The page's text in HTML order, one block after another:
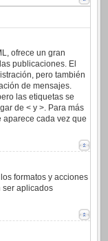
ofrece un gran
publicaciones. El
pero también
de mensajes.
las etiquetas se
de < y >. Para más
cada vez que
formatos y acciones
ser aplicados